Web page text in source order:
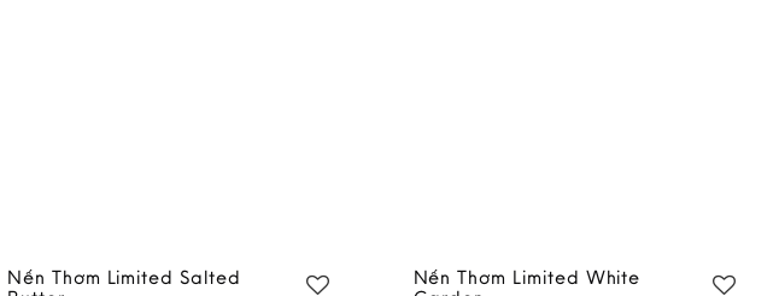
Nến Thơm Limited Salted
Nến Thơm Limited White